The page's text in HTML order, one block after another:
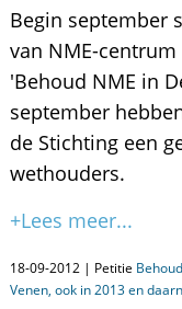
Begin september
van NME-
'Behoud NME in
september
de Stichting een
wethouders.
+Lees meer...
18-09-2012 | Petitie
Venen, ook in 2013 en